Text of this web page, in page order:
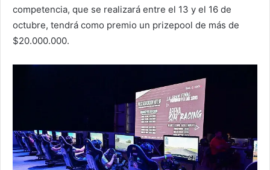
competencia, que se realizará entre el 13 y el 16 de
octubre, tendrá como premio un prizepool de más de
$20.000.000.